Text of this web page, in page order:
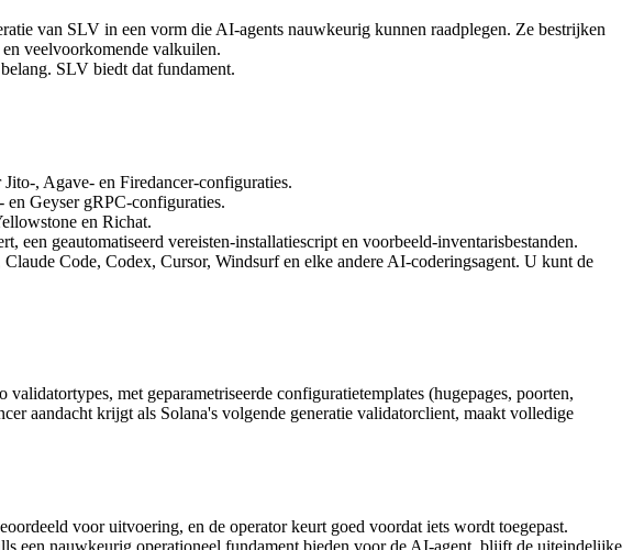
van SLV in een vorm die AI-agents nauwkeurig kunnen raadplegen. Ze bestrijken
veelvoorkomende valkuilen.
SLV biedt dat fundament.
, Agave- en Firedancer-configuraties.
Geyser gRPC-configuraties.
en Richat.
geautomatiseerd vereisten-installatiescript en voorbeeld-inventarisbestanden.
Code, Codex, Cursor, Windsurf en elke andere AI-coderingsagent. U kunt de
met geparametriseerde configuratietemplates (hugepages, poorten,
aandacht krijgt als Solana's volgende generatie validatorclient, maakt volledige
voor uitvoering, en de operator keurt goed voordat iets wordt toegepast.